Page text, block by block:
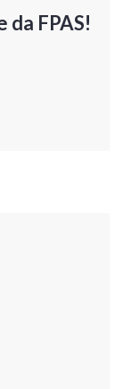
da FPAS!